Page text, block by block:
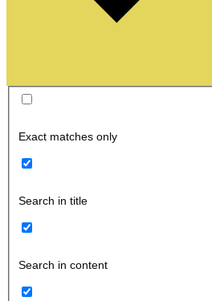
Exact matches only
Search in title
Search in content